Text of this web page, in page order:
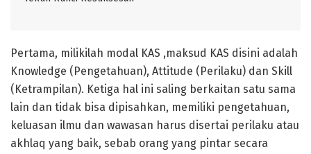
Pertama, milikilah modal KAS ,maksud KAS disini adalah
Knowledge (Pengetahuan), Attitude (Perilaku) dan Skill
(Ketrampilan). Ketiga hal ini saling berkaitan satu sama
lain dan tidak bisa dipisahkan, memiliki pengetahuan,
keluasan ilmu dan wawasan harus disertai perilaku atau
akhlaq yang baik, sebab orang yang pintar secara